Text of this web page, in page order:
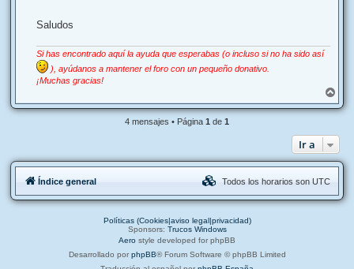
Saludos
Si has encontrado aquí la ayuda que esperabas (o incluso si no ha sido así
), ayúdanos a mantener el foro con un pequeño donativo.
¡Muchas gracias!
r
r
b
4 mensajes • Página 1 de 1
Ir a
Índice general Todos los horarios son UTC
Políticas (Cookies|aviso legal|privacidad)
Sponsors: Trucos Windows
Aero style developed for phpBB
Desarrollado por phpBB® Forum Software © phpBB Limited